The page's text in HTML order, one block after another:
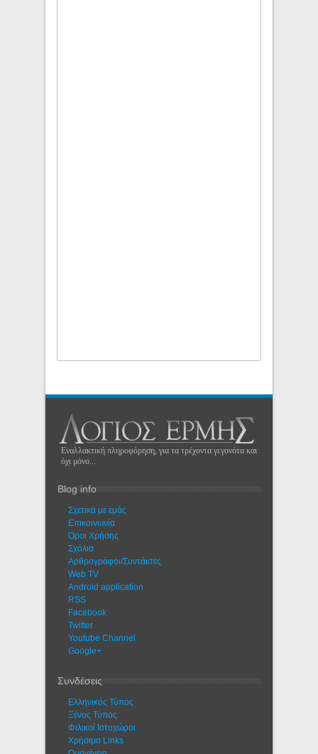
Εναλλακτική πληροφόρηση, για τα τρέχοντα γεγονότα και
όχι μόνο...
Blog info
Σχετικά με εμάς
Eπικοινωνία
Όροι Χρήσης
Σχόλια
Αρθρογράφοι/Συντάκτες
Web TV
Android application
RSS
Facebook
Twitter
Youtube Channel
Google+
Συνδέσεις
Ελληνικός Τύπος
Ξένος Τύπος
Φιλικοί Ιστοχώροι
Χρήσιμα Links